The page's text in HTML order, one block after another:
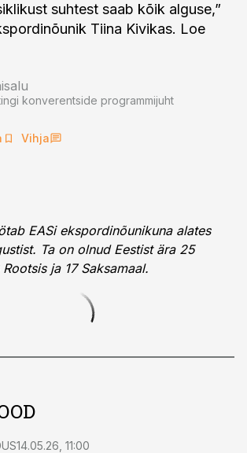
suhtest saab kõik alguse,”
Tiina Kivikas. Loe
konverentside programmijuht
Vihja
EASi ekspordinõunikuna alates
Ta on olnud Eestist ära 25
ja 17 Saksamaal.
14.05.26, 11:00